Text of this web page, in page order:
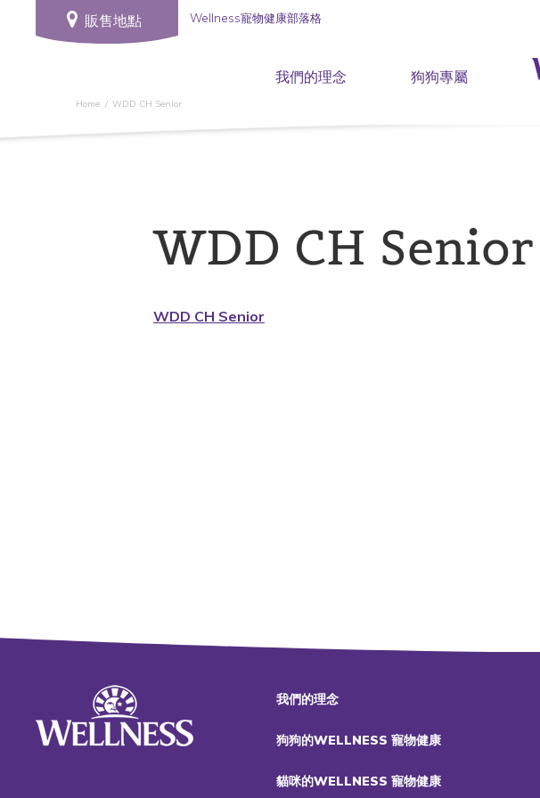
販售地點 Wellness寵物健康部落格
我們的理念 狗狗專屬
Home WDD CH Senior
WDD CH Senior
WDD CH Senior
我們的理念
狗狗的WELLNESS 寵物健康
貓咪的WELLNESS 寵物健康